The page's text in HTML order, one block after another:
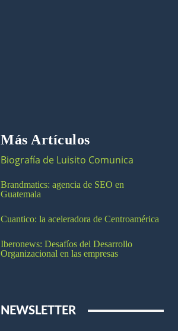
Más Artículos
Biografía de Luisito Comunica
Brandmatics: agencia de SEO en
Guatemala
Cuantico: la aceleradora de Centroamérica
Iberonews: Desafíos del Desarrollo
Organizacional en las empresas
NEWSLETTER